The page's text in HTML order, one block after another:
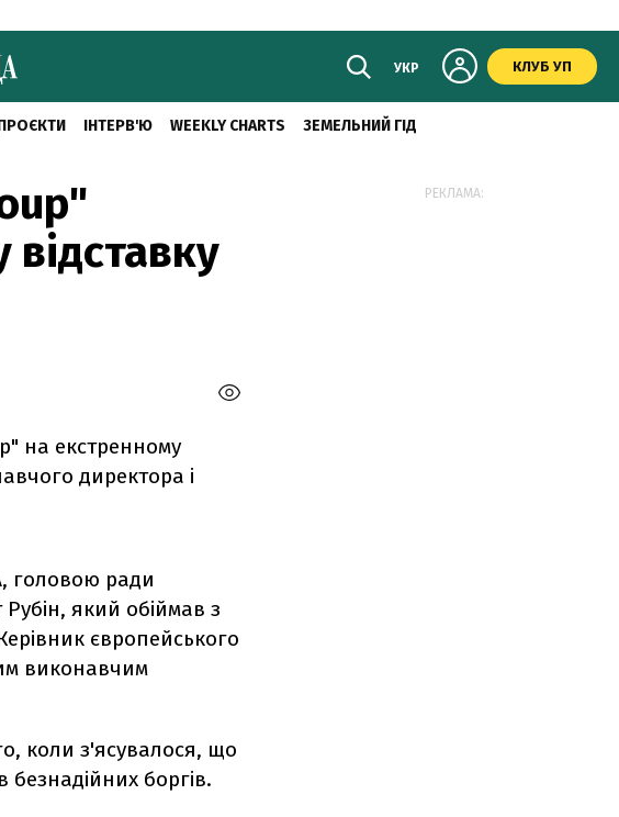
УКР КЛУБ УП
ІНТЕРВ'Ю WEEKLY CHARTS ЗЕМЕЛЬНИЙ ГІД
на екстренному
директора і
головою ради
який обіймав з
європейського
виконавчим
коли з'ясувалося, що
безнадійних боргів.
РЕКЛАМА: